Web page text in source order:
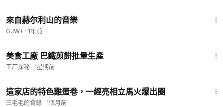
來自赫尔利山的音樂
GJW+ · 1年前
美食工廠 巴鐵煎餅批量生產
工厂探秘 · 1星期前
這家店的特色雞蛋卷，一經亮相立馬火爆出圈
三毛毛的食錄 · 1個月前